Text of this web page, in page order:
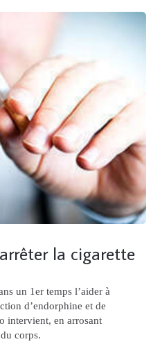
la cigarette
un 1er temps l’aider à
d’endorphine et de
intervient, en arrosant
corps.